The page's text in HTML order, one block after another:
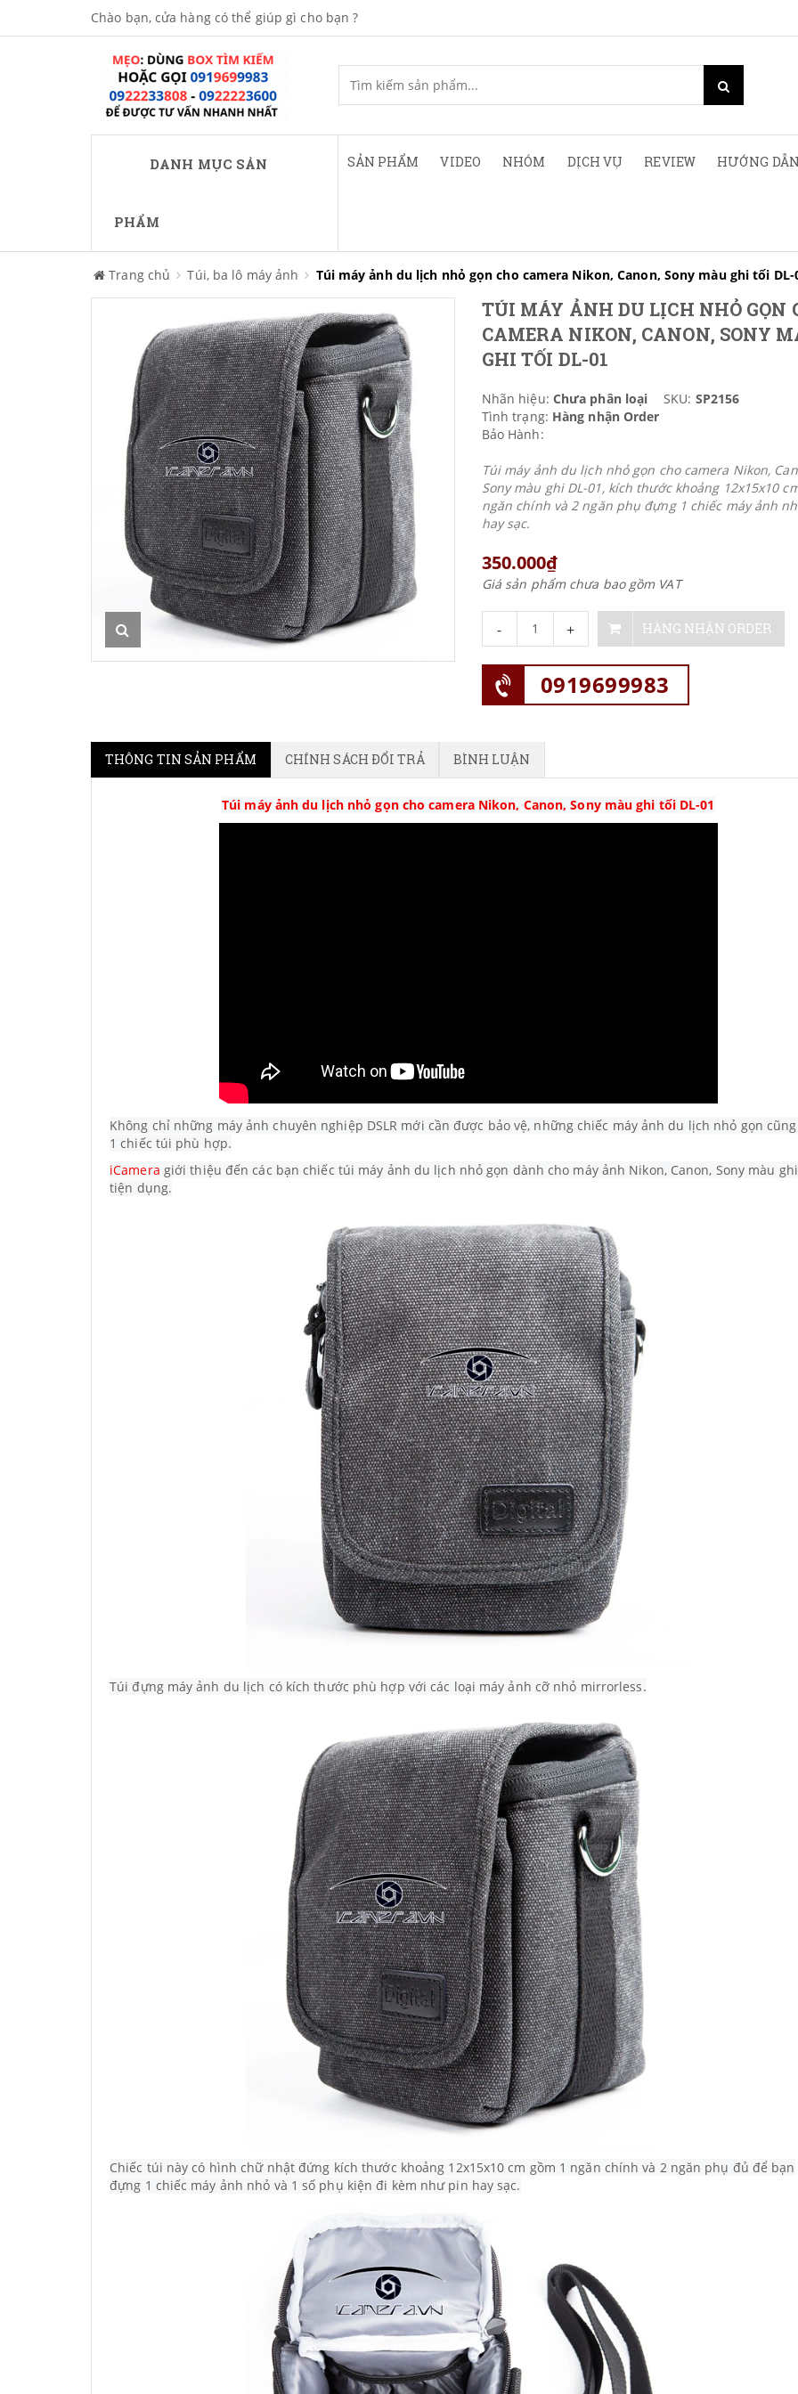
Chào bạn, cửa hàng có thể giúp gì cho bạn ?
DANH MỤC SẢN
PHẨM
SẢN PHẨM VIDEO NHÓM DỊCH VỤ REVIEW HƯỚNG
Trang chủ Túi, ba lô máy ảnh Túi máy ảnh du lịch nhỏ gọn cho camera Nikon, Canon, Sony màu ghi tối DL-
TÚI MÁY ẢNH DU LỊCH NHỎ GỌN
CAMERA NIKON, CANON, SONY
GHI TỐI DL-01
Nhãn hiệu: Chưa phân loại SKU: SP2156
Tình trạng: Hàng nhận Order
Bảo Hành:
Túi máy ảnh du lịch nhỏ gọn cho camera Nikon,
Sony màu ghi DL-01, kích thước khoảng 12x15x10
ngăn chính và 2 ngăn phụ đựng 1 chiếc máy ảnh
hay sạc.
350.000₫
Giá sản phẩm chưa bao gồm VAT
- + HÀNG NHẬN ORDER
0919699983
THÔNG TIN SẢN PHẨM CHÍNH SÁCH ĐỔI TRẢ BÌNH LUẬN
Túi máy ảnh du lịch nhỏ gọn cho camera Nikon, Canon, Sony màu ghi tối DL-01
Không chỉ những máy ảnh chuyên nghiệp DSLR mới cần được bảo vệ, những chiếc máy ảnh du lịch nhỏ gọn
1 chiếc túi phù hợp.
iCamera giới thiệu đến các bạn chiếc túi máy ảnh du lịch nhỏ gọn dành cho máy ảnh Nikon, Canon, Sony màu
tiện dụng.
Túi đựng máy ảnh du lịch có kích thước phù hợp với các loại máy ảnh cỡ nhỏ mirrorless.
Chiếc túi này có hình chữ nhật đứng kích thước khoảng 12x15x10 cm gồm 1 ngăn chính và 2 ngăn phụ đủ để bạn
đựng 1 chiếc máy ảnh nhỏ và 1 số phụ kiện đi kèm như pin hay sạc.